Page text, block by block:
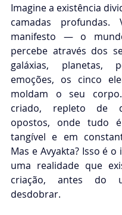
Imagine a existência
camadas
manifesto — o
percebe através dos
galáxias, planetas,
emoções, os cinco
moldam o seu
criado, repleto de
opostos, onde tudo é
tangível e em
Mas e Avyakta? Isso é
uma realidade que
criação, antes do
desdobrar.